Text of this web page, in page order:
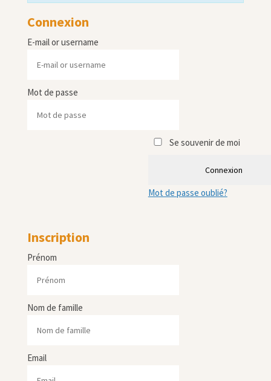
Connexion
E-mail or username
Mot de passe
Se souvenir de moi
Connexion
Mot de passe oublié?
Inscription
Prénom
Nom de famille
Email